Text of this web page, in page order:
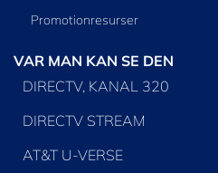
Promotionresurser
VAR MAN KAN SE DEN
DIRECTV, KANAL 320
DIRECTV STREAM
AT&T U-VERSE